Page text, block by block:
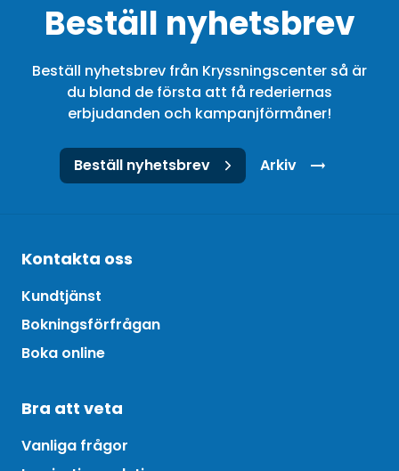
Beställ nyhetsbrev
Beställ nyhetsbrev från Kryssningscenter så är
du bland de första att få rederiernas
erbjudanden och kampanjförmåner!
Beställ nyhetsbrev Arkiv
Kontakta oss
Kundtjänst
Bokningsförfrågan
Boka online
Bra att veta
Vanliga frågor